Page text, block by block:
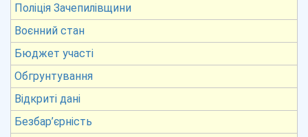
Поліція Зачепилівщини
Воєнний стан
Бюджет участі
Обгрунтування
Відкриті дані
Безбар’єрність